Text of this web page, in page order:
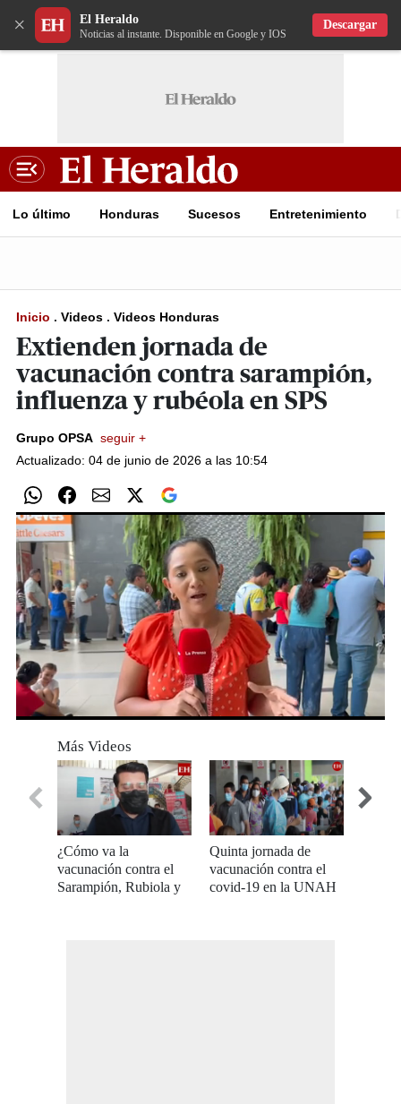
× El Heraldo
Noticias al instante. Disponible en Google y IOS
Descargar
Lo último Honduras Sucesos Entretenimiento
Inicio . Videos . Videos Honduras
Extienden jornada de
vacunación contra sarampión,
influenza y rubéola en SPS
Grupo OPSA seguir +
Actualizado: 04 de junio de 2026 a las 10:54
secondsMás Videos
¿Cómo va la
vacunación contra el
Sarampión, Rubiola y
Quinta jornada de
vacunación contra el
covid-19 en la UNAH